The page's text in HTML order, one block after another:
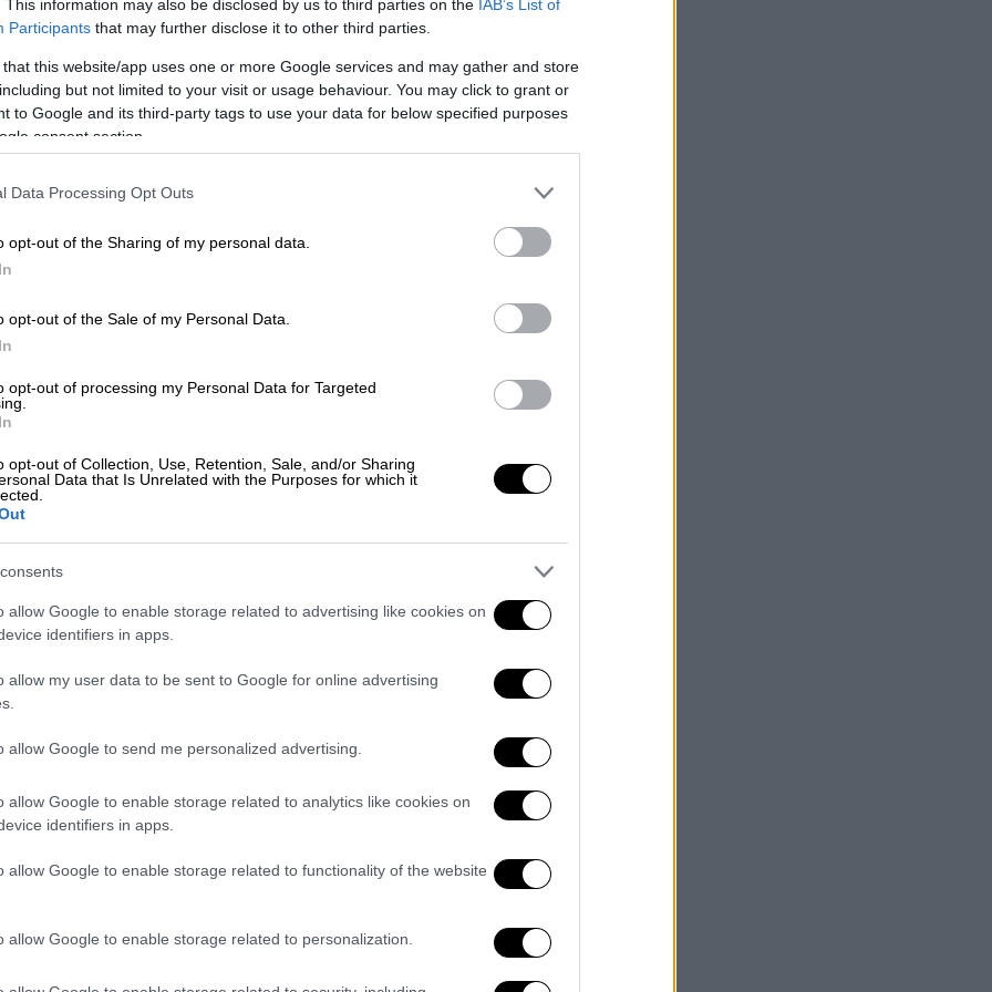
This information may also be disclosed by us to third parties on the IAB’s List of
Participants that may further disclose it to other third parties.
that this website/app uses one or more Google services and may gather and store
but not limited to your visit or usage behaviour. You may click to grant or
to Google and its third-party tags to use your data for below specified purposes
consent section.
Data Processing Opt Outs
opt-out of the Sharing of my personal data.
opt-out of the Sale of my Personal Data.
opt-out of processing my Personal Data for Targeted
opt-out of Collection, Use, Retention, Sale, and/or Sharing
Data that Is Unrelated with the Purposes for which it
allow Google to enable storage related to advertising like cookies on
identifiers in apps.
allow my user data to be sent to Google for online advertising
allow Google to send me personalized advertising.
allow Google to enable storage related to analytics like cookies on
identifiers in apps.
allow Google to enable storage related to functionality of the website
allow Google to enable storage related to personalization.
κάτω από δυο τεράστια πλατάνια
στο
Πρόκειται για χωριό χτισμένο
ρέμα και χαράδρα, που το
Σε εσωτερικό κομμάτι της παλιάς
θέααπό ψηλά σε Ρίγκλια,
στο πλάτωμα που κάνει η ταβέρνα
Νιχώρι) στα 3 χιλιόμετρα από τη
Kαλαμάτα – Aρεόπολη στο ύψος της
καθ’ όλη τη διάρκεια της ημέρας,
αλλά η ψησταριά παίρνει μπροστά από
τον ορίζοντα να βάφεται τα χρώματα